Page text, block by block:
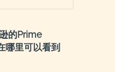
的Prime
哪里可以看到